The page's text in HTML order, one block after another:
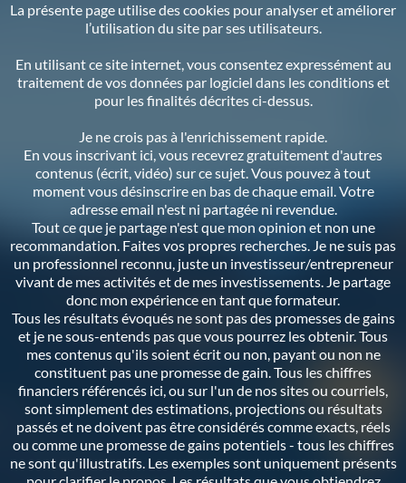
La présente page utilise des cookies pour analyser et améliorer
l’utilisation du site par ses utilisateurs.
En utilisant ce site internet, vous consentez expressément au
traitement de vos données par logiciel dans les conditions et
pour les finalités décrites ci-dessus.
Je ne crois pas à l'enrichissement rapide.
En vous inscrivant ici, vous recevrez gratuitement d'autres
contenus (écrit, vidéo) sur ce sujet. Vous pouvez à tout
moment vous désinscrire en bas de chaque email. Votre
adresse email n'est ni partagée ni revendue.
Tout ce que je partage n'est que mon opinion et non une
recommandation. Faites vos propres recherches. Je ne suis pas
un professionnel reconnu, juste un investisseur/entrepreneur
vivant de mes activités et de mes investissements. Je partage
donc mon expérience en tant que formateur.
Tous les résultats évoqués ne sont pas des promesses de gains
et je ne sous-entends pas que vous pourrez les obtenir. Tous
mes contenus qu'ils soient écrit ou non, payant ou non ne
constituent pas une promesse de gain. Tous les chiffres
financiers référencés ici, ou sur l'un de nos sites ou courriels,
sont simplement des estimations, projections ou résultats
passés et ne doivent pas être considérés comme exacts, réels
ou comme une promesse de gains potentiels - tous les chiffres
ne sont qu'illustratifs. Les exemples sont uniquement présents